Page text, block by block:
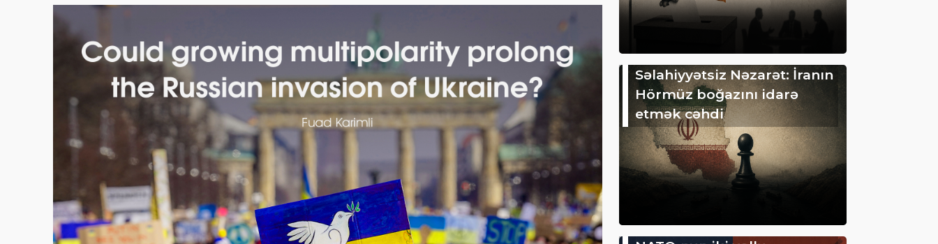
Səlahiyyətsiz Nəzarət: İranın
Hörmüz boğazını idarə
etmək cəhdi